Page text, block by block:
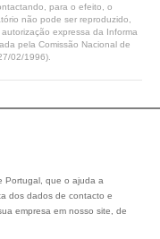
para o efeito, o
não pode ser reproduzido,
expressa da Informa
pela Comissão Nacional de
02/1996).
Portugal, que o ajuda a
dos dados de contacto e
empresa em nosso site, de